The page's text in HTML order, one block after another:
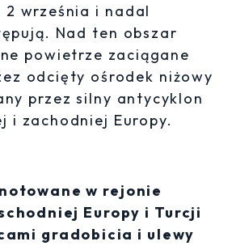
września i nadal
Nad ten obszar
powietrze zaciągane
odcięty ośrodek niżowy
przez silny antycyklon
i zachodniej Europy.
w rejonie
Europy i Turcji
gradobicia i ulewy